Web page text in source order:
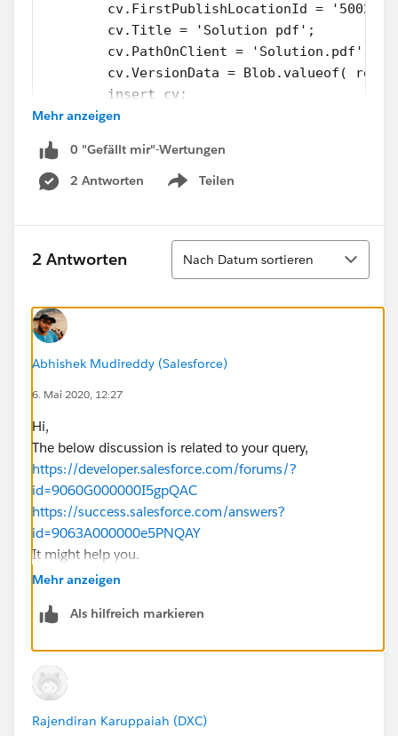
cv.FirstPublishLocationId =
	cv.Title = 'Solution pdf';
	cv.PathOnClient = 'Solution.pdf';
cv.VersionData = Blob.valueof(
	insert cv;
Mehr anzeigen
0 "Gefällt mir"-Wertungen
2 Antworten
Teilen
Show menu
2 Antworten
Sortieren
Nach Datum sortieren
Abhishek Mudireddy (Salesforce)
6. Mai 2020, 12:27
Hi,
The below discussion is related to your query,
https://developer.salesforce.com/forums/?
id=9060G000000I5gpQAC
https://success.salesforce.com/answers?
id=9063A000000e5PNQAY
It might help you.
Thanks.
Mehr anzeigen
Als hilfreich markieren
Rajendiran Karuppaiah (DXC)